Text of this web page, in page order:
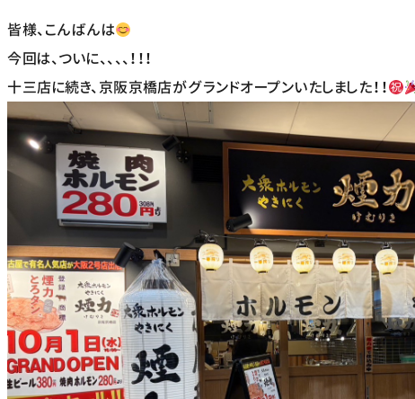
皆様、こんばんは
今回は、ついに、、、、！！！
十三店に続き、京阪京橋店がグランドオープンいたしました！！